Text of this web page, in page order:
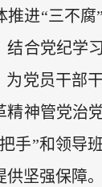
推进“三不腐
结合党纪学
为党员干部
精神管党治
手”和领导
坚强保障。